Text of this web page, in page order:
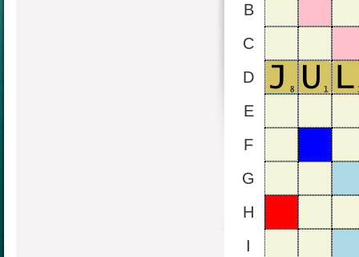
B
C
D
E
F
G
H
I